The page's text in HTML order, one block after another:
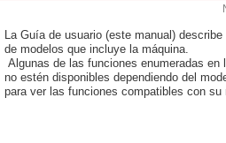
La Guía de usuario (este manual)
de modelos que incluye la máquina.
Algunas de las funciones enumeradas en
no estén disponibles dependiendo del
para ver las funciones compatibles con su